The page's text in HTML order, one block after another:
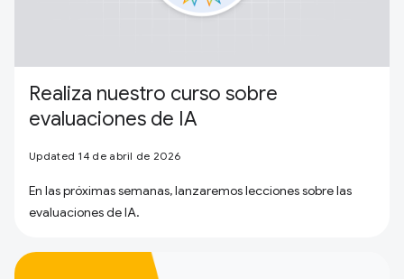
Realiza nuestro curso sobre
evaluaciones de IA
Updated 14 de abril de 2026
En las próximas semanas, lanzaremos lecciones sobre las
evaluaciones de IA.